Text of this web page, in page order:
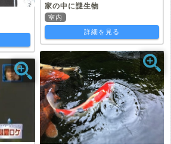
家の中に謎生物
室内
詳細を見る